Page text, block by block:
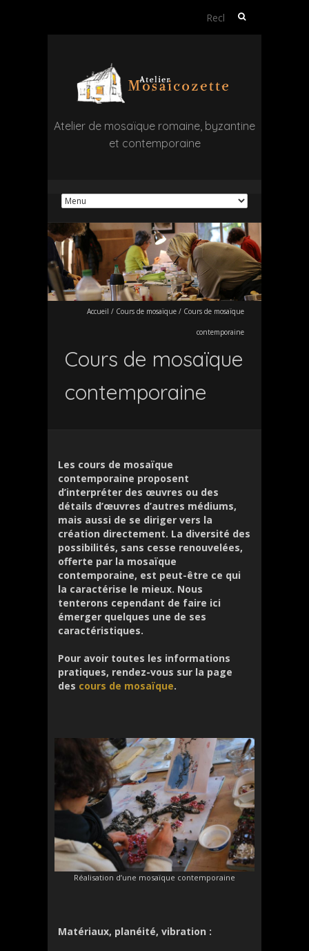
Rechercher :
Atelier de mosaïque romaine, byzantine
et contemporaine
Accueil / Cours de mosaïque / Cours de mosaïque
contemporaine
Cours de mosaïque
contemporaine
Les cours de mosaïque
contemporaine proposent
d’interpréter des œuvres ou des
détails d’œuvres d’autres médiums,
mais aussi de se diriger vers la
création directement. La diversité des
possibilités, sans cesse renouvelées,
offerte par la mosaïque
contemporaine, est peut-être ce qui
la caractérise le mieux. Nous
tenterons cependant de faire ici
émerger quelques une de ses
caractéristiques.
Pour avoir toutes les informations
pratiques, rendez-vous sur la page
des cours de mosaïque.
Réalisation d’une mosaïque contemporaine
Matériaux, planéité, vibration :